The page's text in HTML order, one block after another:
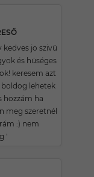
kedves jo szivü
és hüséges
keresem azt
boldog lehetek
hozzám ha
meg szeretnél
:) nem
'